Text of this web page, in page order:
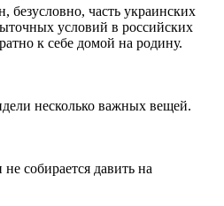
безусловно, часть украинских
условий в российских
к себе домой на родину.
несколько важных вещей.
собирается давить на